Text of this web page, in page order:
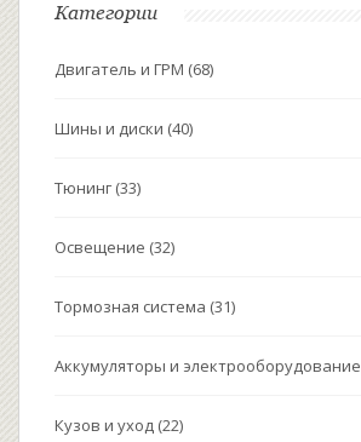
Категории
Двигатель и ГРМ (68)
Шины и диски (40)
Тюнинг (33)
Освещение (32)
Тормозная система (31)
Аккумуляторы и электрооборудование
Кузов и уход (22)